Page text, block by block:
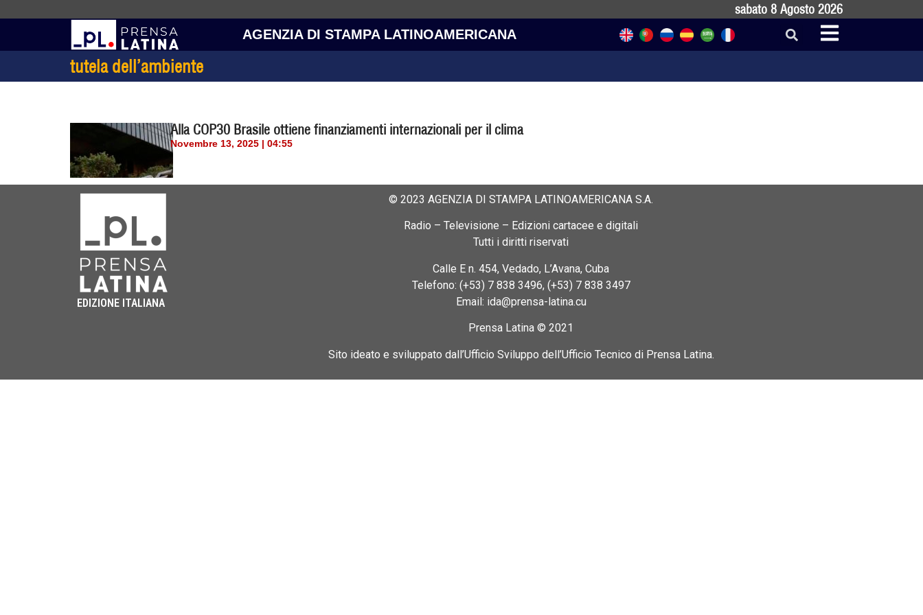
sabato 8 Agosto 2026
AGENZIA DI STAMPA LATINOAMERICANA
tutela dell’ambiente
Alla COP30 Brasile ottiene finanziamenti internazionali per il clima
Novembre 13, 2025 | 04:55
EDIZIONE ITALIANA
© 2023 AGENZIA DI STAMPA LATINOAMERICANA S.A.
Radio – Televisione – Edizioni cartacee e digitali
Tutti i diritti riservati
Calle E n. 454, Vedado, L’Avana, Cuba
Telefono: (+53) 7 838 3496, (+53) 7 838 3497
Email: ida@prensa-latina.cu
Prensa Latina © 2021
Sito ideato e sviluppato dall’Ufficio Sviluppo dell’Ufficio Tecnico di Prensa Latina.